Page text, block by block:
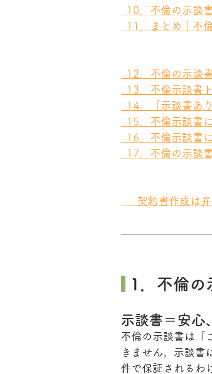
10．不倫の示談
11．まとめ｜不
12．不倫の示談
13．不倫示談書
14．「示談書あ
15．不倫示談書
16．不倫示談書
17．不倫の示談
契約書作成は弁
1．不倫の
示談書＝安心
不倫の示談書は「
きません。示談書
件で保証されるわ